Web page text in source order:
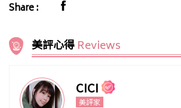
Share :
美評心得 Reviews
CICI
美評家